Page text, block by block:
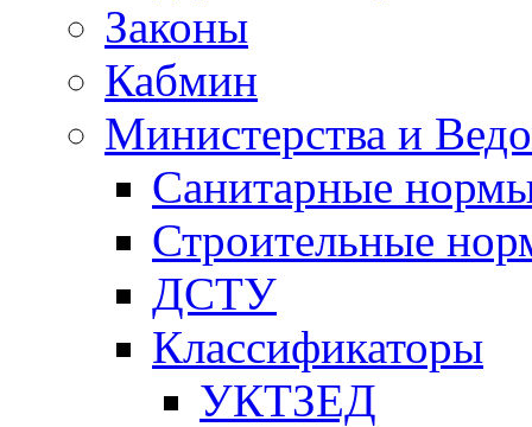
Законы
Кабмин
Министерства и
Санитарные
Строительные
ДСТУ
Классификаторы
УКТЗЕД